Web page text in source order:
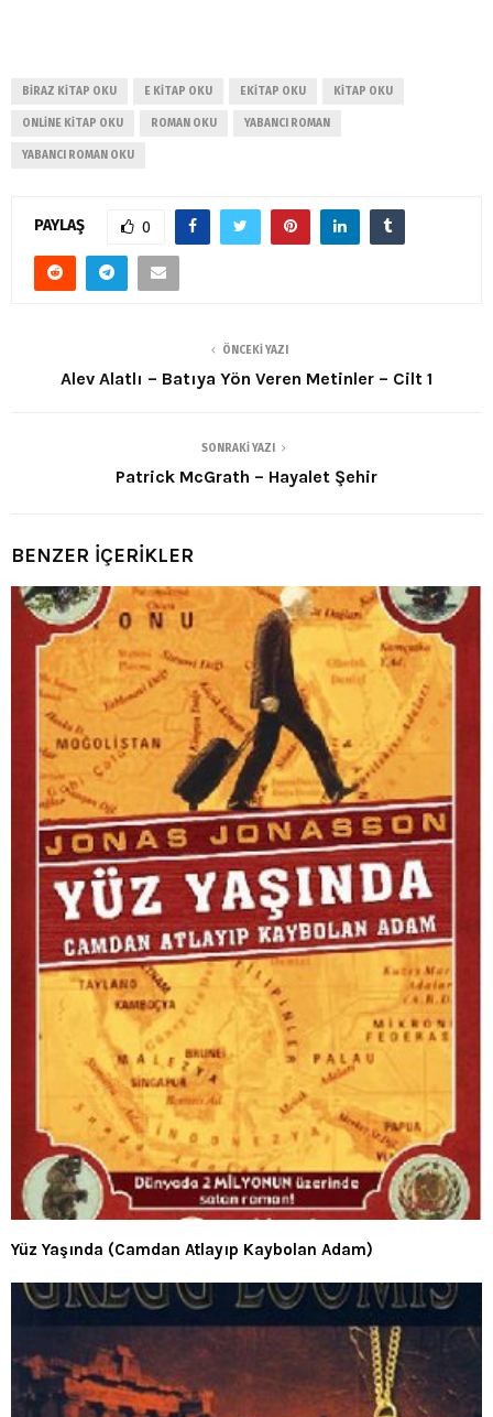
BIRAZ KITAP OKU E KITAP OKU EKITAP OKU KITAP OKU
ONLINE KITAP OKU ROMAN OKU YABANCI ROMAN
YABANCI ROMAN OKU
PAYLAŞ 0
ÖNCEKI YAZI
Alev Alatlı – Batıya Yön Veren Metinler – Cilt 1
SONRAKI YAZI
Patrick McGrath – Hayalet Şehir
BENZER İÇERİKLER
Yüz Yaşında (Camdan Atlayıp Kaybolan Adam)